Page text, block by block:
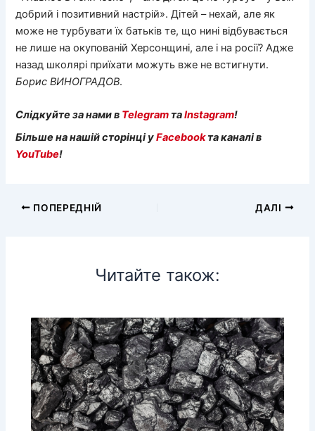
добрий і позитивний настрій». Дітей – нехай, але як
може не турбувати їх батьків те, що нині відбувається
не лише на окупованій Херсонщині, але і на росії? Адже
назад школярі приїхати можуть вже не встигнути.
Борис ВИНОГРАДОВ.
Слідкуйте за нами в Telegram таInstagram!
Більше на нашій сторінці уFacebookта каналі в
YouTube!
ПОПЕРЕДНІЙ ДАЛІ
Читайте також: